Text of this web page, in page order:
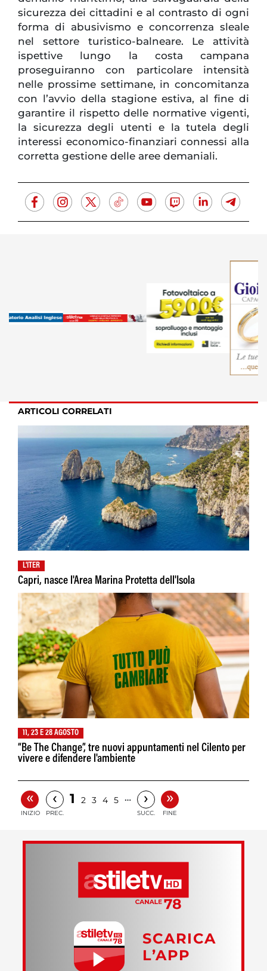
sicurezza dei cittadini e al contrasto di ogni
forma di abusivismo e concorrenza sleale
nel settore turistico-balneare. Le attività
ispettive lungo la costa campana
proseguiranno con particolare intensità
nelle prossime settimane, in concomitanza
con l’avvio della stagione estiva, al fine di
garantire il rispetto delle normative vigenti,
la sicurezza degli utenti e la tutela degli
interessi economico-finanziari connessi alla
corretta gestione delle aree demaniali.
ARTICOLI CORRELATI
L'ITER
Capri, nasce l'Area Marina Protetta dell'Isola
11, 23 E 28 AGOSTO
“Be The Change”, tre nuovi appuntamenti nel Cilento per
vivere e difendere l'ambiente
«
INIZIO
‹
PREC.
1 2 3 4 5 … ›
SUCC.
»
FINE
SCARICA
L’APP